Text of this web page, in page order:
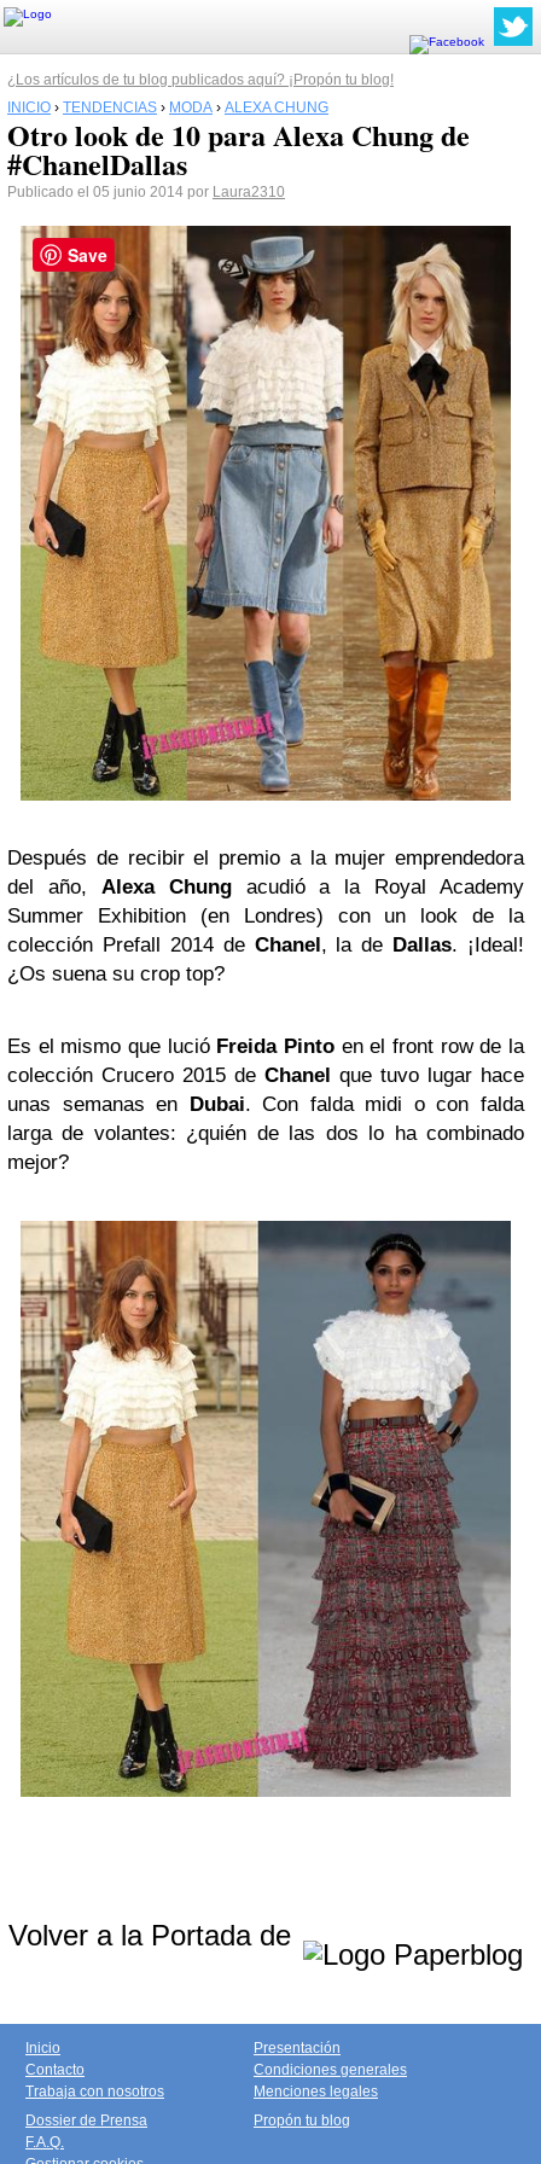
¿Los artículos de tu blog publicados aquí? ¡Propón tu blog!
INICIO › TENDENCIAS › MODA › ALEXA CHUNG
Otro look de 10 para Alexa Chung de
#ChanelDallas
Publicado el 05 junio 2014 por Laura2310
Después de recibir el premio a la mujer emprendedora
del año, Alexa Chungacudió a la Royal Academy
Summer Exhibition (en Londres) con un look de la
colección Prefall 2014 de Chanel , la de Dallas. ¡Ideal!
¿Os suena su crop top?
Es el mismo que lució Freida Pinto en el front row de la
colección Crucero 2015 de Chanel
que tuvo lugar hace
unas semanas en
Dubai. Con falda midi o con falda
larga de volantes: ¿quién de las dos lo ha combinado
mejor?
Volver a la Portada de
Inicio
Contacto
Trabaja con nosotros
Presentación
Condiciones generales
Menciones legales
Dossier de Prensa
F.A.Q.
Propón tu blog
Save